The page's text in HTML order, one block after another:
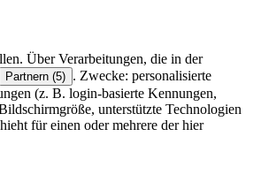
Über Verarbeitungen, die in der
Partnern (5) . Zwecke: personalisierte
(z. B. login-basierte Kennungen,
unterstützte Technologien
für einen oder mehrere der hier